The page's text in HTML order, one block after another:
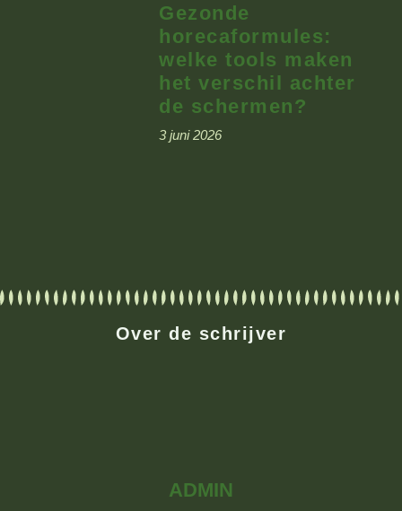
Gezonde
horecaformules:
welke tools maken
het verschil achter
de schermen?
3 juni 2026
Over de schrijver
ADMIN